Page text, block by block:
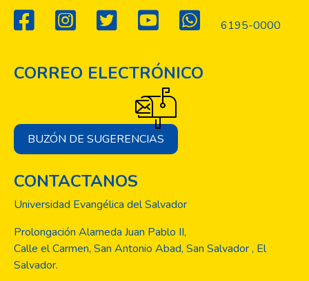
6195-0000
CORREO ELECTRÓNICO
BUZÓN DE SUGERENCIAS
CONTACTANOS
Universidad Evangélica del Salvador
Prolongación Alameda Juan Pablo II,
Calle el Carmen, San Antonio Abad, San Salvador , El
Salvador.